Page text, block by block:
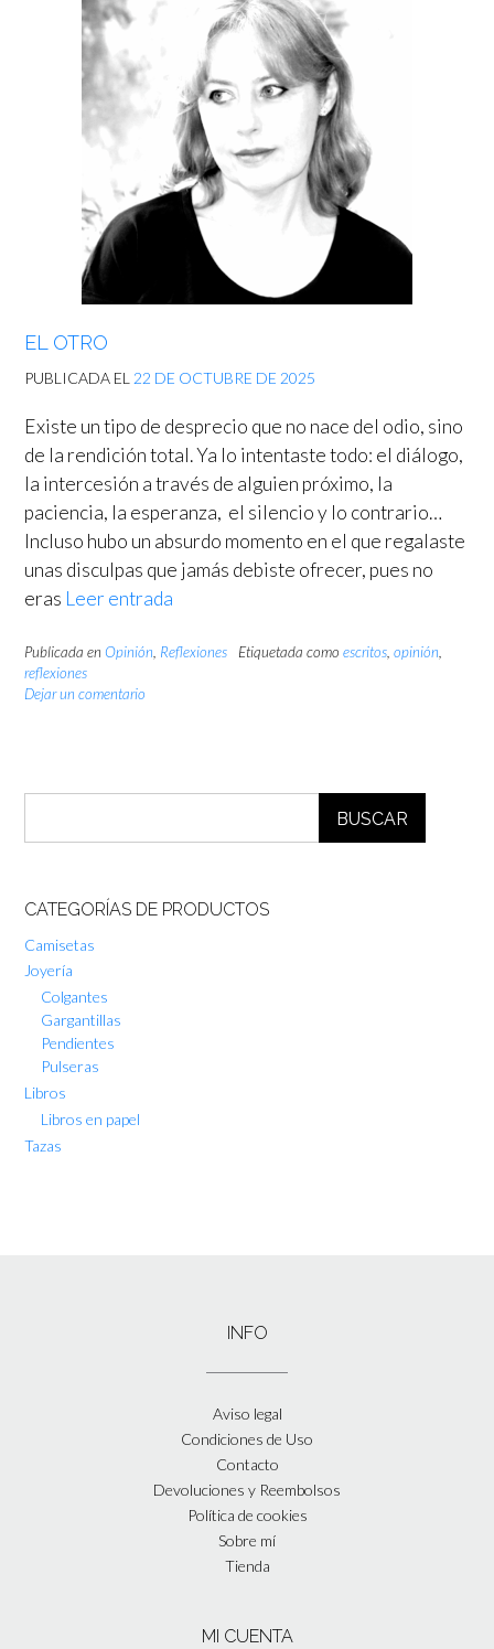
EL OTRO
PUBLICADA EL 22 DE OCTUBRE DE 2025
Existe un tipo de desprecio que no nace del odio, sino
de la rendición total. Ya lo intentaste todo: el diálogo,
la intercesión a través de alguien próximo, la
paciencia, la esperanza, el silencio y lo contrario…
Incluso hubo un absurdo momento en el que regalaste
unas disculpas que jamás debiste ofrecer, pues no
eras Leer entrada
Publicada en Opinión, Reflexiones Etiquetada como escritos, opinión,
reflexiones
Dejar un comentario
BUSCAR
CATEGORÍAS DE PRODUCTOS
Camisetas
Joyería
Colgantes
Gargantillas
Pendientes
Pulseras
Libros
Libros en papel
Tazas
INFO
Aviso legal
Condiciones de Uso
Contacto
Devoluciones y Reembolsos
Política de cookies
Sobre mí
Tienda
MI CUENTA